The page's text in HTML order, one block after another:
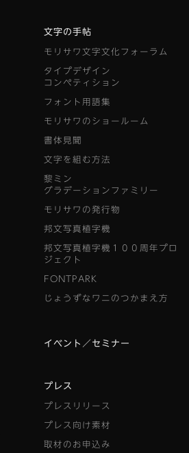
文字の手帖
モリサワ文字文化フォーラム
タイプデザイン
コンペティション
フォント用語集
モリサワのショールーム
書体見聞
文字を組む方法
黎ミン
グラデーションファミリー
モリサワの発行物
邦文写真植字機
邦文写真植字機１００周年プロ
ジェクト
FONTPARK
じょうずなワニのつかまえ方
イベント／セミナー
プレス
プレスリリース
プレス向け素材
取材のお申込み